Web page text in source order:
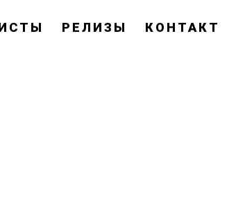
РЕЛИЗЫ КОНТАКТ